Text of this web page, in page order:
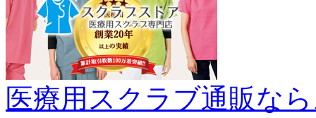
医療用スクラブ通販な